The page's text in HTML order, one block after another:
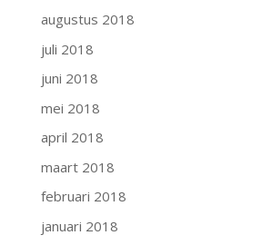
augustus 2018
juli 2018
juni 2018
mei 2018
april 2018
maart 2018
februari 2018
januari 2018